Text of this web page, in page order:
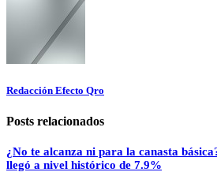
Redacción Efecto Qro
Posts relacionados
¿No te alcanza ni para la canasta
llegó a nivel histórico de 7.9%